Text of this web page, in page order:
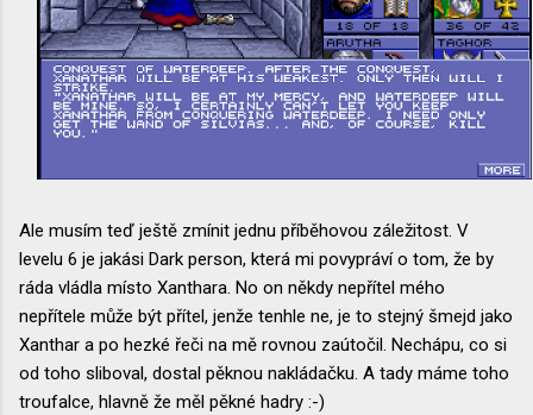
Ale musím teď ještě zmínit jednu příběhovou záležitost. V
levelu 6 je jakási Dark person, která mi povypráví o tom, že by
ráda vládla místo Xanthara. No on někdy nepřítel mého
nepřítele může být přítel, jenže tenhle ne, je to stejný šmejd jako
Xanthar a po hezké řeči na mě rovnou zaútočil. Nechápu, co si
od toho sliboval, dostal pěknou nakládačku. A tady máme toho
troufalce, hlavně že měl pěkné hadry :-)